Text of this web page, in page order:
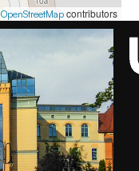
OpenStreetMapcontributors